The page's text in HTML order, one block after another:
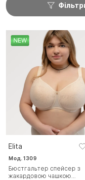
NEW
Elita
Мод. 1309
Бюстгальтер спейсер з
жакардовою чашкою...